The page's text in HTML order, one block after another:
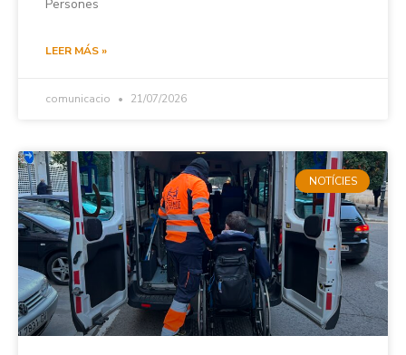
Persones
LEER MÁS »
comunicacio 21/07/2026
NOTÍCIES